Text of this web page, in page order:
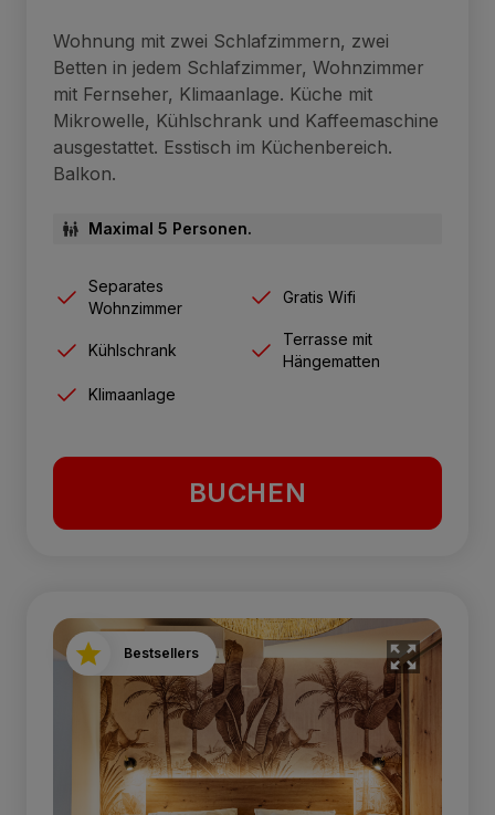
Wohnung mit zwei Schlafzimmern, zwei
Betten in jedem Schlafzimmer, Wohnzimmer
mit Fernseher, Klimaanlage. Küche mit
Mikrowelle, Kühlschrank und Kaffeemaschine
ausgestattet. Esstisch im Küchenbereich.
Balkon.
Maximal 5 Personen.
Separates
Wohnzimmer
Gratis Wifi
Kühlschrank
Terrasse mit
Hängematten
Klimaanlage
BUCHEN
Bestsellers